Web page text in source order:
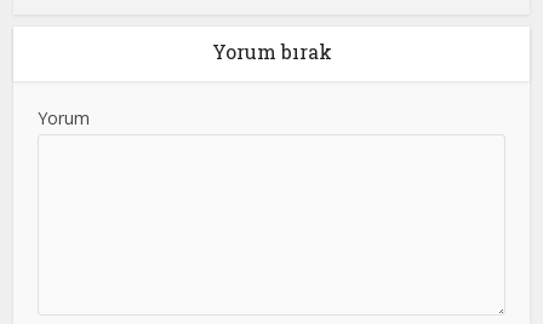
Yorum bırak
Yorum